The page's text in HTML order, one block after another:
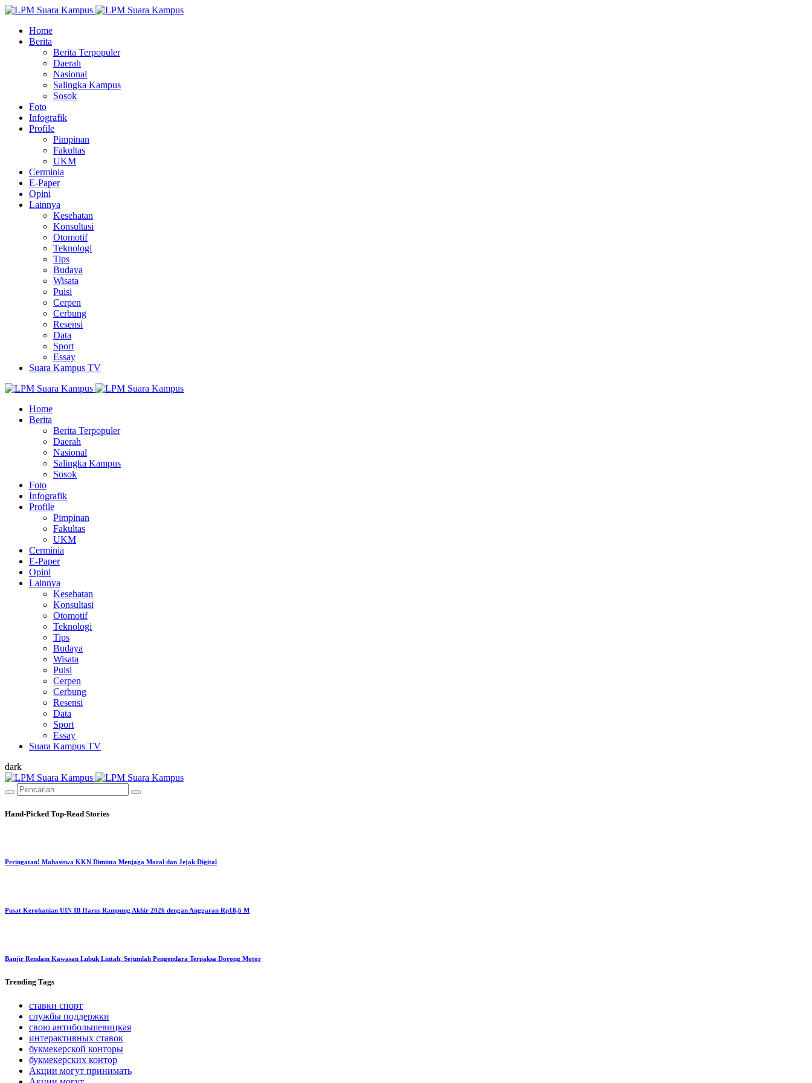
Home
Berita
Berita Terpopuler
Daerah
Nasional
Salingka Kampus
Sosok
Foto
Infografik
Profile
Pimpinan
Fakultas
UKM
Cerminia
E-Paper
Opini
Lainnya
Kesehatan
Konsultasi
Otomotif
Teknologi
Tips
Budaya
Wisata
Puisi
Cerpen
Cerbung
Resensi
Data
Sport
Essay
Suara Kampus TV
Home
Berita
Berita Terpopuler
Daerah
Nasional
Salingka Kampus
Sosok
Foto
Infografik
Profile
Pimpinan
Fakultas
UKM
Cerminia
E-Paper
Opini
Lainnya
Kesehatan
Konsultasi
Otomotif
Teknologi
Tips
Budaya
Wisata
Puisi
Cerpen
Cerbung
Resensi
Data
Sport
Essay
Suara Kampus TV
dark
Hand-Picked Top-Read Stories
Peringatan! Mahasiswa KKN Diminta Menjaga Moral dan Jejak Digital
Pusat Kerohanian UIN IB Harus Rampung Akhir 2026 dengan Anggaran Rp18,6 M
Banjir Rendam Kawasan Lubuk Lintah, Sejumlah Pengendara Terpaksa Dorong Motor
Trending Tags
ставки спорт
службы поддержки
свою антибольшевицкая
интерактивных ставок
букмекерской конторы
букмекерских контор
Акции могут принимать